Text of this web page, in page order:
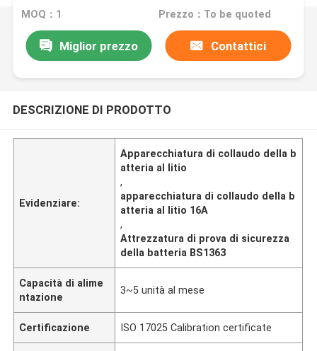
litio BS1363
MOQ：1 Prezzo：To be quoted
Miglior prezzo Contattici
DESCRIZIONE DI PRODOTTO
Evidenziare:
Apparecchiatura di collaudo della b
atteria al litio
,
apparecchiatura di collaudo della b
atteria al litio 16A
,
Attrezzatura di prova di sicurezza
della batteria BS1363
Capacità di alime
ntazione
3~5 unità al mese
Certificazione ISO 17025 Calibration certificate